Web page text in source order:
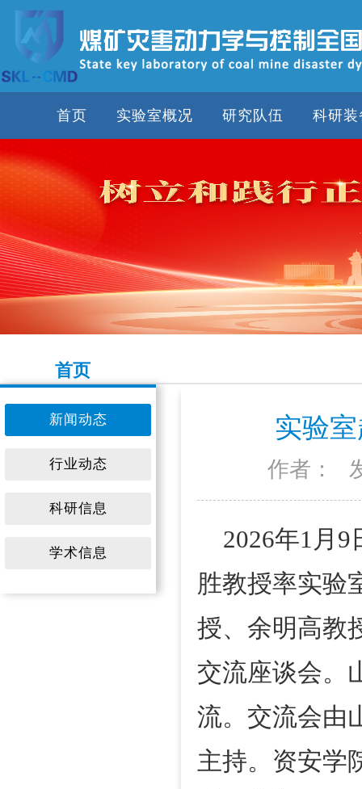
首页 实验室概况 研究队伍 科研装
首页
新闻动态
行业动态
科研信息
学术信息
实验
作者：
2026年1月
胜教授率实验
授、余明高教
交流座谈会。
流。 交流会由
主持。资安学